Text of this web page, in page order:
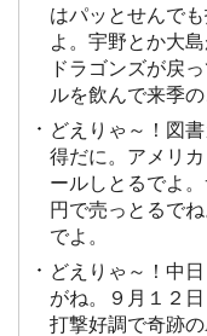
はパッとせんで
よ。宇野とか大
ドラゴンズが戻
ルを飲んで来季
どえりゃ～！図
得だに。アメリ
ールしとるでよ
円で売っとるで
でよ。
どえりゃ～！中
がね。９月１２
打撃好調で奇跡